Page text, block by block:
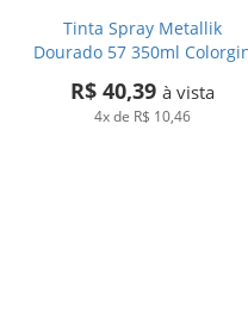
Tinta Spray Metallik
Dourado 57 350ml
R$ 40,39 à vista
4xde R$ 10,46